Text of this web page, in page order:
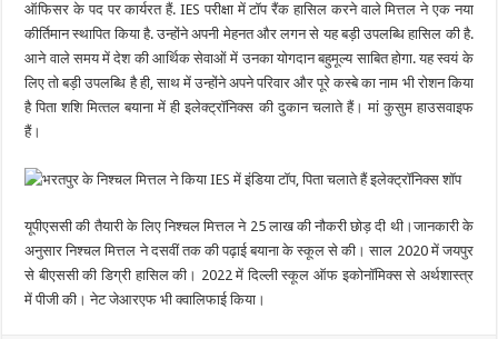
ऑफिसर के पद पर कार्यरत हैं. IES परीक्षा में टॉप रैंक हासिल करने वाले मित्तल ने एक नया
कीर्तिमान स्थापित किया है. उन्होंने अपनी मेहनत और लगन से यह बड़ी उपलब्धि हासिल की है.
आने वाले समय में देश की आर्थिक सेवाओं में उनका योगदान बहुमूल्य साबित होगा. यह स्वयं के
लिए तो बड़ी उपलब्धि है ही, साथ में उन्होंने अपने परिवार और पूरे कस्बे का नाम भी रोशन किया
है पिता शशि मित्‍तल बयाना में ही इलेक्‍ट्रॉनिक्‍स की दुकान चलाते हैं। मां कुसुम हाउसवाइफ
हैं।
यूपीएससी की तैयारी के लिए निश्चल मित्तल ने 25 लाख की नौकरी छोड़ दी थी।जानकारी के
अनुसार निश्चल मित्तल ने दसवीं तक की पढ़ाई बयाना के स्‍कूल से की। साल 2020 में जयपुर
से बीएससी की डिग्री हासिल की। 2022 में दिल्‍ली स्‍कूल ऑफ इकोनॉमिक्‍स से अर्थशास्‍त्र
में पीजी की। नेट जेआरएफ भी क्‍वालिफाई किया।